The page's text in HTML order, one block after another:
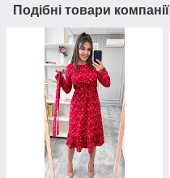
Подібні товари компанії